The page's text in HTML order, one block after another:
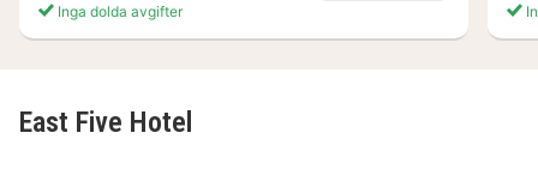
Inga dolda avgifter
East Five Hotel